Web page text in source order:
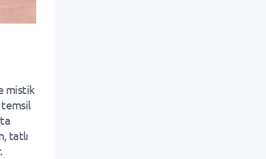
mistik
temsil
tatlı